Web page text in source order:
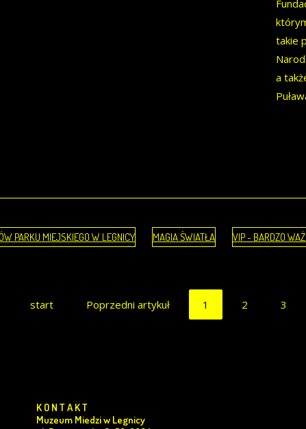
takie
a
PARKU MIEJSKIEGO W LEGNICY MAGIA ŚWIATŁA VIP - BARDZO
start Poprzedni artykuł 1 2 3
K O N T A K T
Muzeum Miedzi w Legnicy